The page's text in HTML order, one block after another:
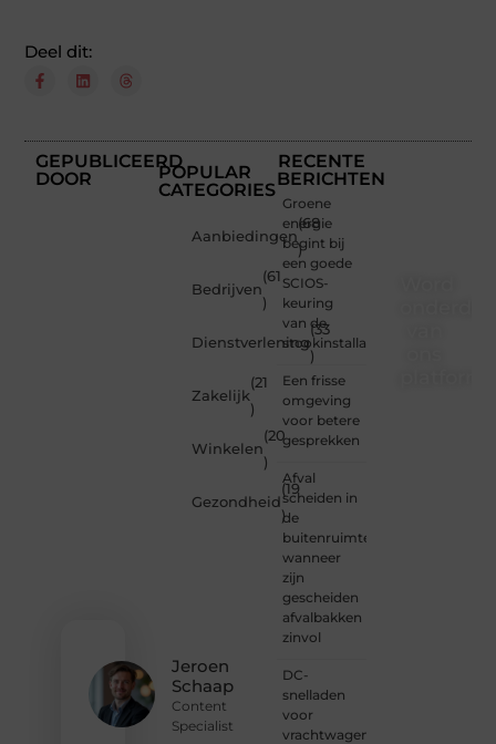
Deel dit:
GEPUBLICEERD
DOOR
Jeroen
Schaap
Content
Specialist
POPULAR
CATEGORIES
Aanbiedingen
(68
)
Bedrijven
(61
)
Dienstverlening
(33
)
Zakelijk
(21
)
Winkelen
(20
)
Gezondheid
(19
)
RECENTE
BERICHTEN
Groene
energie
begint bij
een goede
SCIOS-
keuring
van de
stookinstallatie
Een frisse
omgeving
voor betere
gesprekken
Afval
scheiden in
de
buitenruimte:
wanneer
zijn
gescheiden
afvalbakken
zinvol
DC-
snelladen
voor
vrachtwagens